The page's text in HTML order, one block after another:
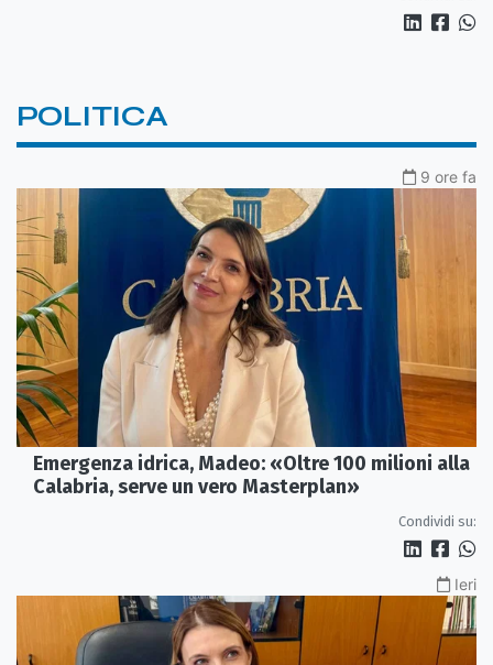
POLITICA
9 ore fa
Emergenza idrica, Madeo: «Oltre 100 milioni alla
Calabria, serve un vero Masterplan»
Condividi su:
Ieri